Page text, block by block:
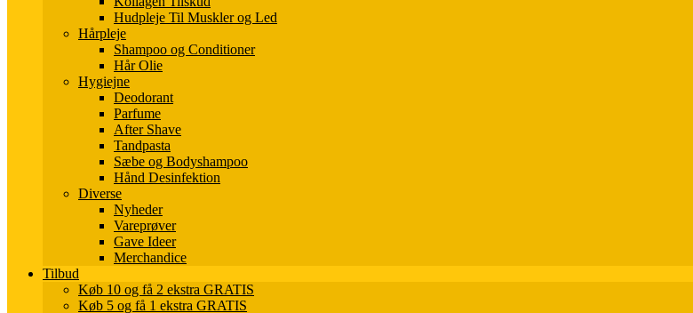
Hudpleje Til Muskler og Led
Hårpleje
Shampoo og Conditioner
Hår Olie
Hygiejne
Deodorant
Parfume
After Shave
Tandpasta
Sæbe og Bodyshampoo
Hånd Desinfektion
Diverse
Nyheder
Vareprøver
Gave Ideer
Merchandice
Tilbud
Køb 10 og få 2 ekstra GRATIS
Køb 5 og få 1 ekstra GRATIS